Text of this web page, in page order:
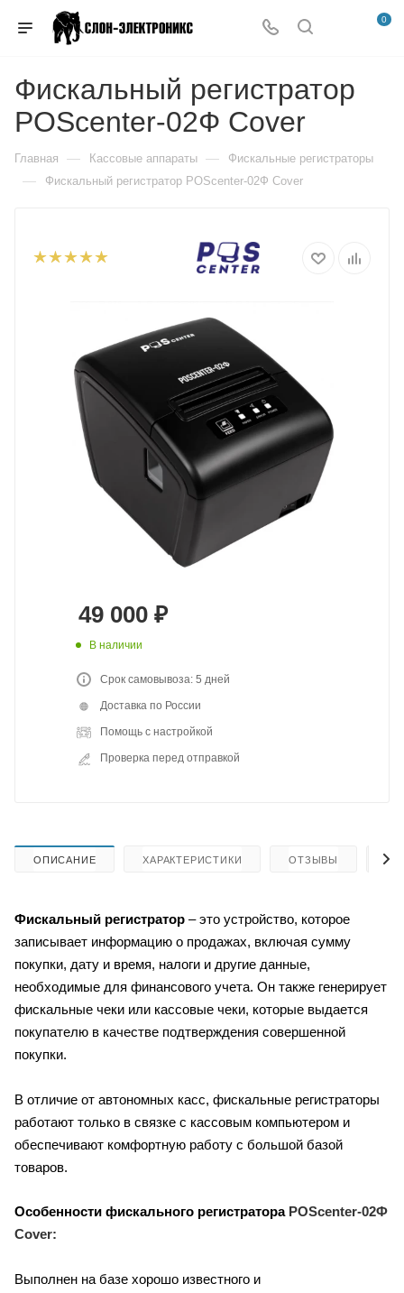
0
Фискальный регистратор
POScenter-02Ф Cover
Главная — Кассовые аппараты — Фискальные регистраторы
— Фискальный регистратор POScenter-02Ф Cover
49 000 ₽
В наличии
Срок самовывоза: 5 дней
Доставка по России
Помощь с настройкой
Проверка перед отправкой
ОПИСАНИЕ ХАРАКТЕРИСТИКИ ОТЗЫВЫ
Фискальный регистратор – это устройство, которое
записывает информацию о продажах, включая сумму
покупки, дату и время, налоги и другие данные,
необходимые для финансового учета. Он также генерирует
фискальные чеки или кассовые чеки, которые выдается
покупателю в качестве подтверждения совершенной
покупки.
В отличие от автономных касс, фискальные регистраторы
работают только в связке с кассовым компьютером и
обеспечивают комфортную работу с большой базой
товаров.
Особенности фискального регистратора POScenter-02Ф
Cover:
Выполнен на базе хорошо известного и